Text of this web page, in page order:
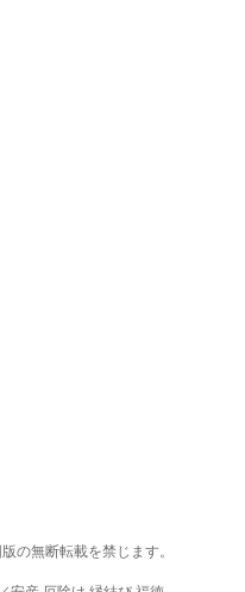
の無断転載を禁じます。